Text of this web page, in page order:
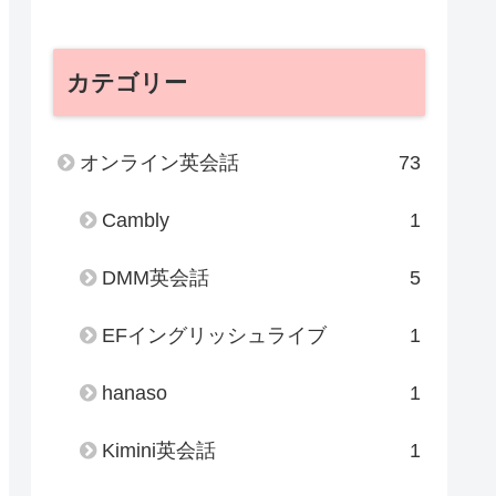
カテゴリー
オンライン英会話 73
Cambly 1
DMM英会話 5
EFイングリッシュライブ 1
hanaso 1
Kimini英会話 1